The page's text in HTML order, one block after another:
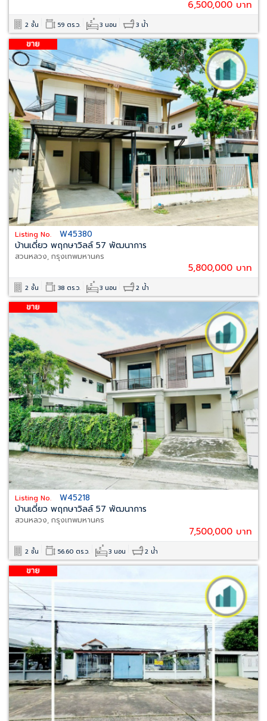
6,500,000 บาท
2 ชั้น 59 ตร.ว. 3 นอน 3 น้ำ
Listing No. W45380
บ้านเดี่ยว พฤกษาวิลล์ 57 พัฒนาการ
สวนหลวง, กรุงเทพมหานคร
5,800,000 บาท
2 ชั้น 38 ตร.ว. 3 นอน 2 น้ำ
Listing No. W45218
บ้านเดี่ยว พฤกษาวิลล์ 57 พัฒนาการ
สวนหลวง, กรุงเทพมหานคร
7,500,000 บาท
2 ชั้น 56.60 ตร.ว. 3 นอน 2 น้ำ